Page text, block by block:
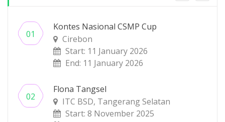
Kontes Nasional CSMP Cup
Cirebon
Start: 11 January 2026
End: 11 January 2026
Flona Tangsel
ITC BSD, Tangerang Selatan
Start: 8 November 2025